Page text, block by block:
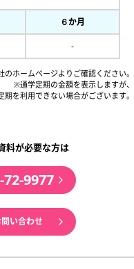
６か月
-
ホームページよりご確認ください。
※通学定期の金額を表示しますが、
期を利用できない場合がございます。
料が必要な方は
72-9977
い合わせ